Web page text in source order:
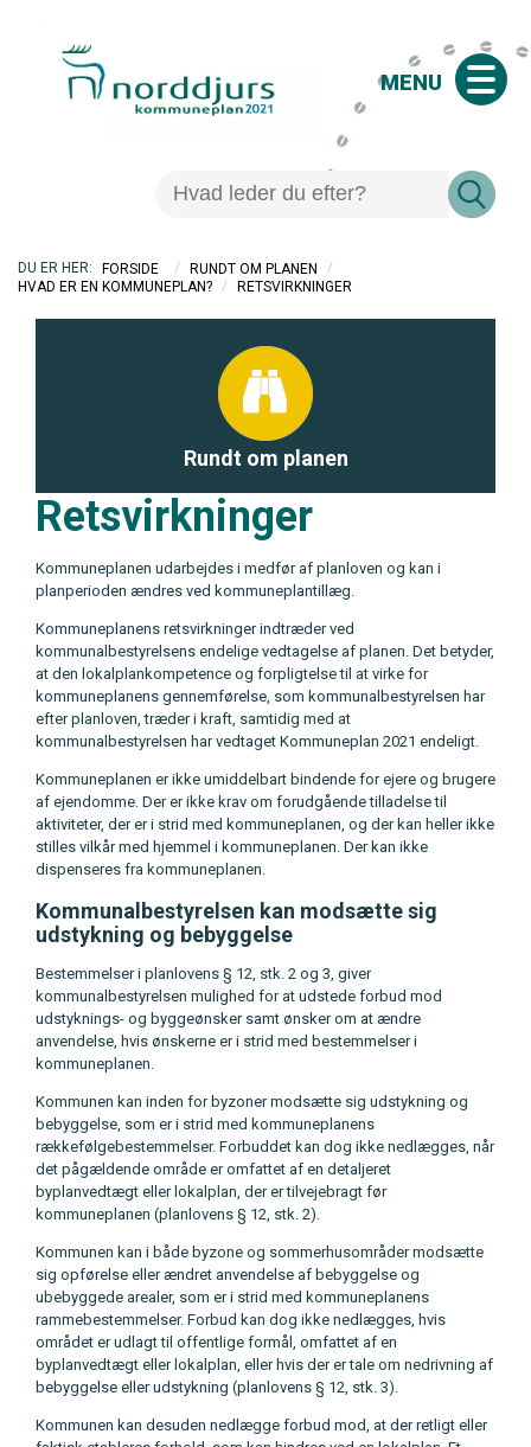
MENU
FORSIDE / RUNDT OM PLANEN
/
HVAD ER EN KOMMUNEPLAN?
/ RETSVIRKNINGER
Rundt om planen
Retsvirkninger
Kommuneplanen udarbejdes i medfør af planloven og kan i
planperioden ændres ved kommuneplantillæg.
Kommuneplanens retsvirkninger indtræder ved
kommunalbestyrelsens endelige vedtagelse af planen. Det betyder,
at den lokalplankompetence og forpligtelse til at virke for
kommuneplanens gennemførelse, som kommunalbestyrelsen har
efter planloven, træder i kraft, samtidig med at
kommunalbestyrelsen har vedtaget Kommuneplan 2021 endeligt.
Kommuneplanen er ikke umiddelbart bindende for ejere og brugere
af ejendomme. Der er ikke krav om forudgående tilladelse til
aktiviteter, der er i strid med kommuneplanen, og der kan heller ikke
stilles vilkår med hjemmel i kommuneplanen. Der kan ikke
dispenseres fra kommuneplanen.
Kommunalbestyrelsen kan modsætte sig
udstykning og bebyggelse
Bestemmelser i planlovens § 12, stk. 2 og 3, giver
kommunalbestyrelsen mulighed for at udstede forbud mod
udstyknings- og byggeønsker samt ønsker om at ændre
anvendelse, hvis ønskerne er i strid med bestemmelser i
kommuneplanen.
Kommunen kan inden for byzoner modsætte sig udstykning og
bebyggelse, som er i strid med kommuneplanens
rækkefølgebestemmelser. Forbuddet kan dog ikke nedlægges, når
det pågældende område er omfattet af en detaljeret
byplanvedtægt eller lokalplan, der er tilvejebragt før
kommuneplanen (planlovens § 12, stk. 2).
Kommunen kan i både byzone og sommerhusområder modsætte
sig opførelse eller ændret anvendelse af bebyggelse og
ubebyggede arealer, som er i strid med kommuneplanens
rammebestemmelser. Forbud kan dog ikke nedlægges, hvis
området er udlagt til offentlige formål, omfattet af en
byplanvedtægt eller lokalplan, eller hvis der er tale om nedrivning af
bebyggelse eller udstykning (planlovens § 12, stk. 3).
Kommunen kan desuden nedlægge forbud mod, at der retligt eller